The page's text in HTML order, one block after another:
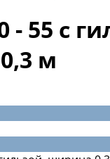
- 55 с
м